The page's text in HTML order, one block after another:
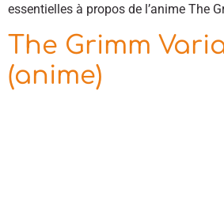
essentielles à propos de l’anime The
The Grimm
(anime)